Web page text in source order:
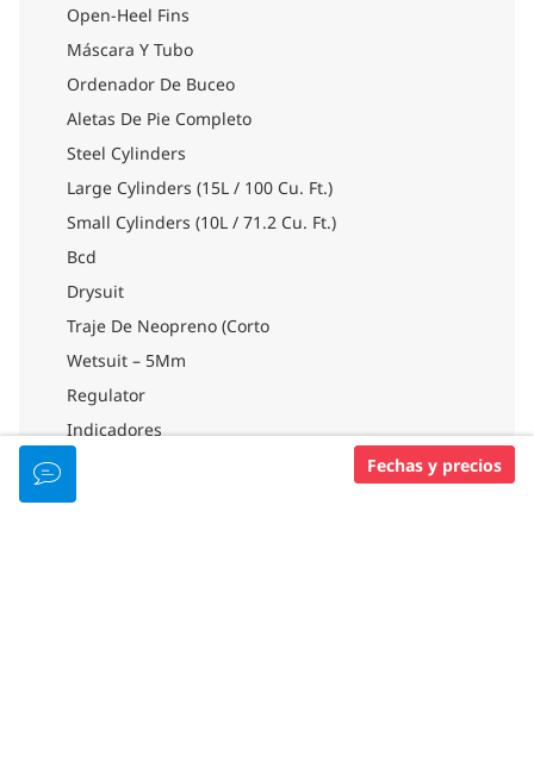
Open-Heel Fins
Máscara Y Tubo
Ordenador De Buceo
Aletas De Pie Completo
Steel Cylinders
Large Cylinders (15L / 100 Cu. Ft.)
Small Cylinders (10L / 71.2 Cu. Ft.)
Bcd
Drysuit
Traje De Neopreno (Corto
Wetsuit – 5Mm
Regulator
Indicadores
Children Sizes
Fechas y precios